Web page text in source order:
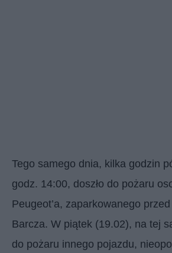
Tego samego dnia, kilka godzin
godz. 14:00, doszło do pożaru
Peugeot’a, zaparkowanego
Barcza. W piątek (19.02), na tej
do pożaru innego pojazdu,